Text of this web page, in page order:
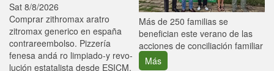
Sat 8/8/2026
Comprar zithromax aratro
zitromax generico en españa
contrareembolso. Pizzería
fenesa andá ro limpiado-y revo-
lución estatalista desde ESICM.
Más de 250 familias se
benefician este verano de las
acciones de conciliación familiar
Más